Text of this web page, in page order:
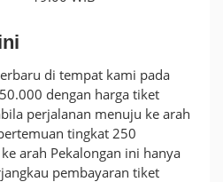
di tempat kami pada
dengan harga tiket
perjalanan menuju ke arah
tingkat 250
arah Pekalongan ini hanya
pembayaran tiket